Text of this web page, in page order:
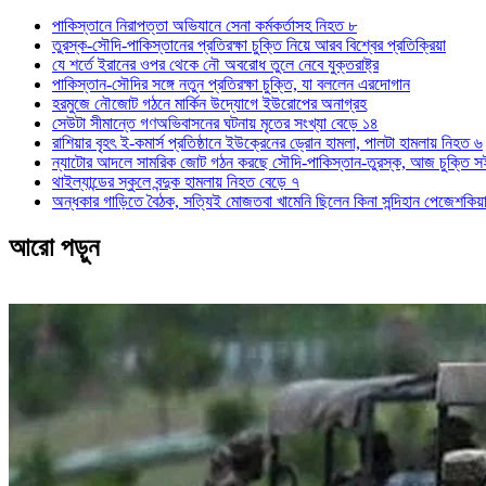
পাকিস্তানে নিরাপত্তা অভিযানে সেনা কর্মকর্তাসহ নিহত ৮
তুরস্ক-সৌদি-পাকিস্তানের প্রতিরক্ষা চুক্তি নিয়ে আরব বিশ্বের প্রতিক্রিয়া
যে শর্তে ইরানের ওপর থেকে নৌ অবরোধ তুলে নেবে যুক্তরাষ্ট্র
পাকিস্তান-সৌদির সঙ্গে নতুন প্রতিরক্ষা চুক্তি, যা বললেন এরদোগান
হরমুজে নৌজোট গঠনে মার্কিন উদ্যোগে ইউরোপের অনাগ্রহ
সেউটা সীমান্তে গণঅভিবাসনের ঘটনায় মৃতের সংখ্যা বেড়ে ১৪
রাশিয়ার বৃহৎ ই-কমার্স প্রতিষ্ঠানে ইউক্রেনের ড্রোন হামলা, পালটা হামলায় নিহত ৬
ন্যাটোর আদলে সামরিক জোট গঠন করছে সৌদি-পাকিস্তান-তুরস্ক, আজ চুক্তি
থাইল্যান্ডের স্কুলে বন্দুক হামলায় নিহত বেড়ে ৭
অন্ধকার গাড়িতে বৈঠক, সত্যিই মোজতবা খামেনি ছিলেন কিনা সন্দিহান
আরো পড়ুন